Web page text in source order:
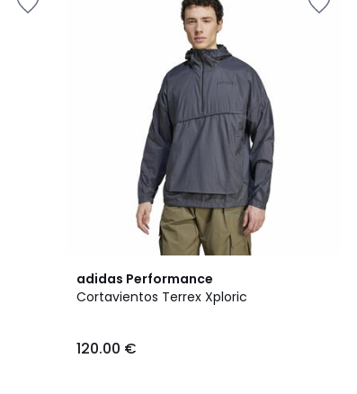
adidas Performance
Cortavientos Terrex Xploric
120.00 €
4,7
/ 5